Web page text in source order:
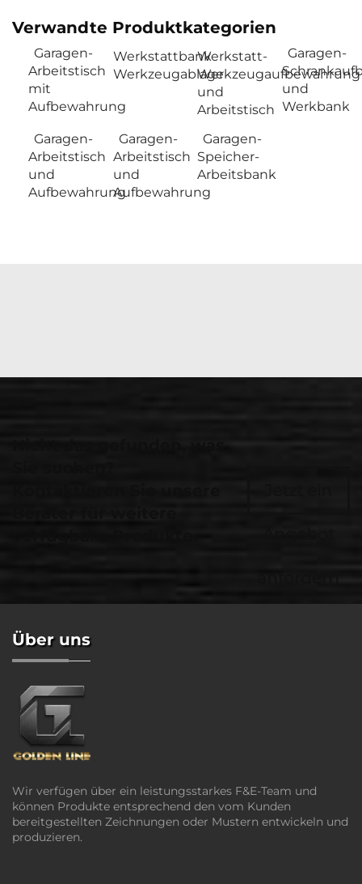
Verwandte Produktkategorien
Garagen-
Arbeitstisch
mit
Aufbewahrung
Werkstattbank
Werkzeugablage
Werkstatt-
Werkzeugaufbewahrung
und
Arbeitstisch
Garagen-
und
Werkbank
Garagen-
Arbeitstisch
und
Aufbewahrung
Garagen-
Arbeitstisch
und
Aufbewahrung
Garagen-
Speicher-
Arbeitsbank
Über uns
Wir verfügen über ein leistungsstarkes F&E-Team und
können Produkte entsprechend den vom Kunden
bereitgestellten Zeichnungen oder Mustern entwickeln und
produzieren.